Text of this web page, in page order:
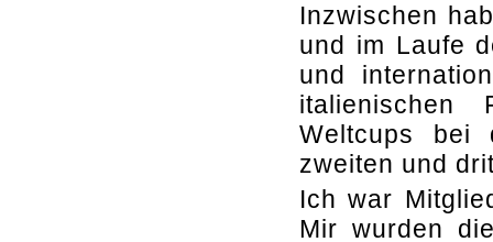
Inzwischen
und im Laufe
und
italienischen
Weltcups bei
zweiten und
Ich war
Mir wurden